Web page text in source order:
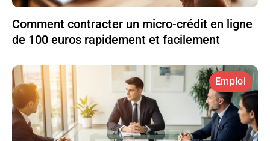
Comment contracter un micro-crédit en ligne
de 100 euros rapidement et facilement
Emploi